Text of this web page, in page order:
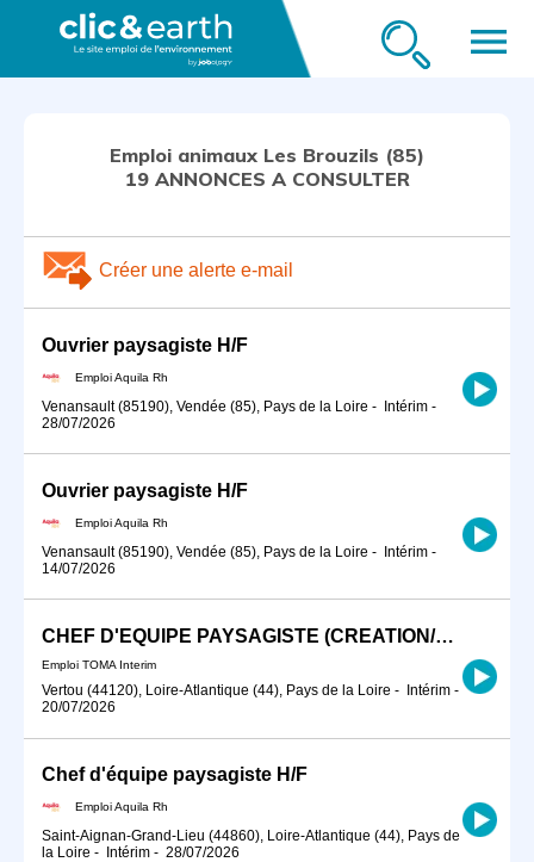
menu
Emploi animaux Les Brouzils (85)
19 ANNONCES A CONSULTER
Créer une alerte e-mail
Ouvrier paysagiste H/F
Emploi Aquila Rh
Venansault (85190), Vendée (85), Pays de la Loire - Intérim -
28/07/2026
Ouvrier paysagiste H/F
Emploi Aquila Rh
Venansault (85190), Vendée (85), Pays de la Loire - Intérim -
14/07/2026
CHEF D'EQUIPE PAYSAGISTE (CREATION/ENTRETIEN)
Emploi TOMA Interim
Vertou (44120), Loire-Atlantique (44), Pays de la Loire - Intérim -
20/07/2026
Chef d'équipe paysagiste H/F
Emploi Aquila Rh
Saint-Aignan-Grand-Lieu (44860), Loire-Atlantique (44), Pays de
la Loire - Intérim - 28/07/2026